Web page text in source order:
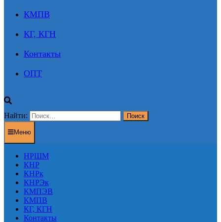
КМПВ
КГ, КГН
Контакты
ОПТ
Найти:
Меню
НРШМ
КНР
КНРк
КНРЭк
КМПЭВ
КМПВ
КГ, КГН
Контакты